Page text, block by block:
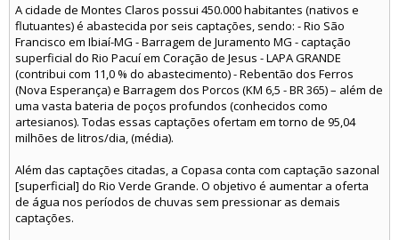
A cidade de Montes Claros possui 450.000 habitantes (nativos e
flutuantes) é abastecida por seis captações, sendo: - Rio São
Francisco em Ibiaí-MG - Barragem de Juramento MG - captação
superficial do Rio Pacuí em Coração de Jesus - LAPA GRANDE
(contribui com 11,0 % do abastecimento) - Rebentão dos Ferros
(Nova Esperança) e Barragem dos Porcos (KM 6,5 - BR 365) – além de
uma vasta bateria de poços profundos (conhecidos como
artesianos). Todas essas captações ofertam em torno de 95,04
milhões de litros/dia, (média).
Além das captações citadas, a Copasa conta com captação sazonal
[superficial] do Rio Verde Grande. O objetivo é aumentar a oferta
de água nos períodos de chuvas sem pressionar as demais
captações.